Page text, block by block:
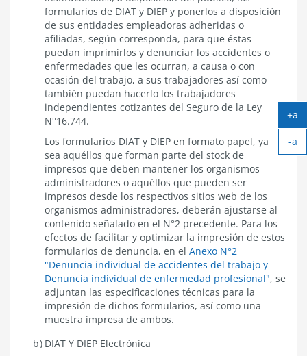
formularios de DIAT y DIEP y ponerlos a disposición
de sus entidades empleadoras adheridas o
afiliadas, según corresponda, para que éstas
puedan imprimirlos y denunciar los accidentes o
enfermedades que les ocurran, a causa o con
ocasión del trabajo, a sus trabajadores así como
también puedan hacerlo los trabajadores
independientes cotizantes del Seguro de la Ley
N°16.744.
Los formularios DIAT y DIEP en formato papel, ya
sea aquéllos que forman parte del stock de
impresos que deben mantener los organismos
administradores o aquéllos que pueden ser
impresos desde los respectivos sitios web de los
organismos administradores, deberán ajustarse al
contenido señalado en el N°2 precedente. Para los
efectos de facilitar y optimizar la impresión de estos
formularios de denuncia, en el Anexo N°2
"Denuncia individual de accidentes del trabajo y
Denuncia individual de enfermedad profesional", se
adjuntan las especificaciones técnicas para la
impresión de dichos formularios, así como una
muestra impresa de ambos.
DIAT Y DIEP Electrónica
+a
-a